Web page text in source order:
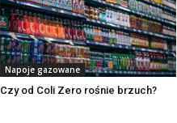
Napoje gazowane
Czy od Coli Zero rośnie brzuch?